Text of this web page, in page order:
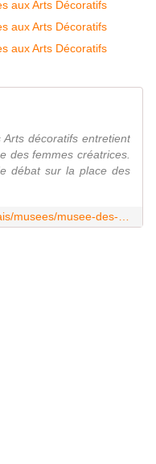
décoratifs entretient
des femmes créatrices.
débat sur la place des